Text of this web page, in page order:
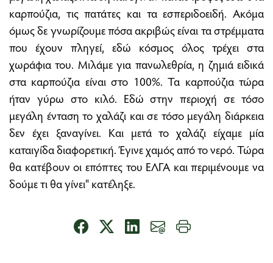
καρπούζια, τις πατάτες και τα εσπεριδοειδή. Ακόμα
όμως δε γνωρίζουμε πόσα ακριβώς είναι τα στρέμματα
που έχουν πληγεί, εδώ κόσμος όλος τρέχει στα
χωράφια του. Μιλάμε για πανωλεθρία, η ζημιά ειδικά
στα καρπούζια είναι στο 100%. Τα καρπούζια τώρα
ήταν γύρω στο κιλό. Εδώ στην περιοχή σε τόσο
μεγάλη ένταση το χαλάζι και σε τόσο μεγάλη διάρκεια
δεν έχει ξαναγίνει. Και μετά το χαλάζι είχαμε μία
καταιγίδα διαφορετική. Έγινε χαμός από το νερό. Τώρα
θα κατέβουν οι επόπτες του ΕΛΓΑ και περιμένουμε να
δούμε τι θα γίνει" κατέληξε.